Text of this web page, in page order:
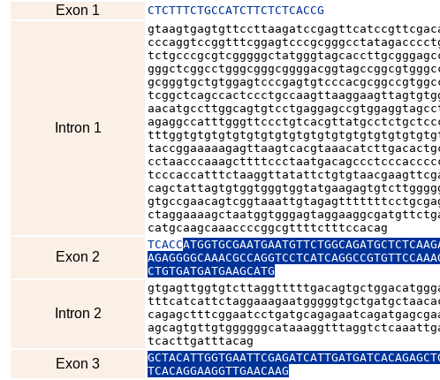
Exon 1 CTCTTTCTGCCATCTTCTCTCACCG
Intron 1
catgcaagcaaaccccggcgttttctttccacag
Exon 2
TCACC
CTGTGATGATGAAGCATG
Intron 2
tcacttgatttacag
Exon 3
TCACAGGAAGGTTGAACAAG